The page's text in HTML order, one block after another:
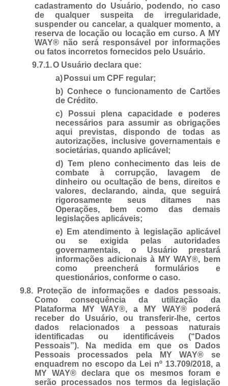
cadastramento do Usuário, podendo, no caso
de qualquer suspeita de irregularidade,
suspender ou cancelar, a qualquer momento, a
reserva de locação ou locação em curso. A MY
WAY® não será responsável por informações
ou fatos incorretos fornecidos pelo Usuário.
9.7.1.O Usuário declara que:
a) Possui um CPF regular;
b) Conhece o funcionamento de Cartões
de Crédito.
c) Possui plena capacidade e poderes
necessários para assumir as obrigações
aqui previstas, dispondo de todas as
autorizações, inclusive governamentais e
societárias, quando aplicável;
d) Tem pleno conhecimento das leis de
combate à corrupção, lavagem de
dinheiro ou ocultação de bens, direitos e
valores, declarando, ainda, que seguirá
rigorosamente seus ditames nas
Operações, bem como das demais
legislações aplicáveis;
e) Em atendimento à legislação aplicável
ou se exigida pelas autoridades
governamentais, o Usuário prestará
informações adicionais à MY WAY®, bem
como preencherá formulários e
questionários, conforme o caso.
9.8.
Proteção de informações e dados pessoais.
Como consequência da utilização da
Plataforma MY WAY®, a MY WAY® poderá
receber do Usuário, ou transferir-lhe, certos
dados relacionados a pessoas naturais
identificadas ou identificáveis (“Dados
Pessoais”). Na medida em que os Dados
Pessoais processados pela MY WAY® se
enquadrem no escopo da Lei nº 13.709/2018, a
MY WAY® declara que os mesmos foram e
serão processados nos termos da legislação